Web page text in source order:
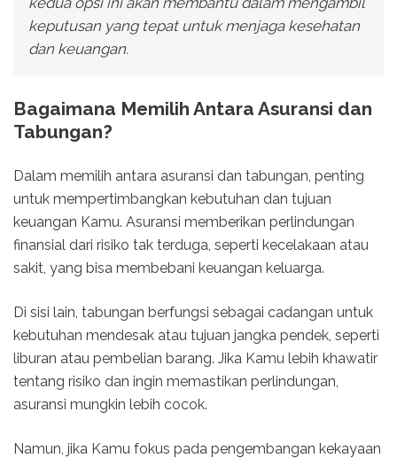
keputusan yang tepat untuk menjaga kesehatan
dan keuangan.
Bagaimana Memilih Antara Asuransi dan
Tabungan?
Dalam memilih antara asuransi dan tabungan, penting
untuk mempertimbangkan kebutuhan dan tujuan
keuangan Kamu. Asuransi memberikan perlindungan
finansial dari risiko tak terduga, seperti kecelakaan atau
sakit, yang bisa membebani keuangan keluarga.
Di sisi lain, tabungan berfungsi sebagai cadangan untuk
kebutuhan mendesak atau tujuan jangka pendek, seperti
liburan atau pembelian barang. Jika Kamu lebih khawatir
tentang risiko dan ingin memastikan perlindungan,
asuransi mungkin lebih cocok.
Namun, jika Kamu fokus pada pengembangan kekayaan